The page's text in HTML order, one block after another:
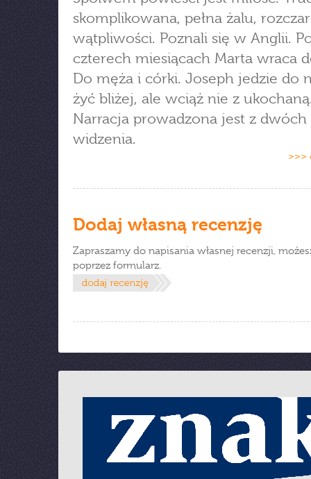
skomplikowana, pełna żalu,
wątpliwości. Poznali się w Anglii.
czterech miesiącach Marta wraca
Do męża i córki. Joseph jedzie do
żyć bliżej, ale wciąż nie z
Narracja prowadzona jest z
widzenia.
>>>
Dodaj własną recenzję
Zapraszamy do napisania własnej recenzji,
poprzez formularz.